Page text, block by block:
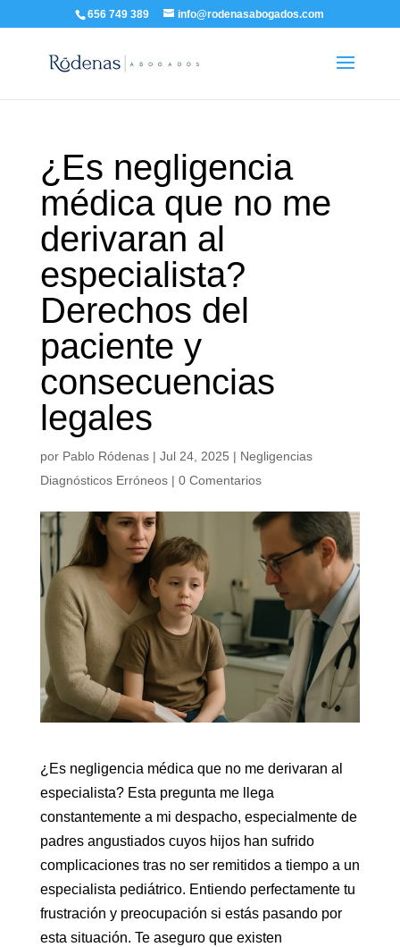
656 749 389 info@rodenasabogados.com
¿Es negligencia
médica que no me
derivaran al
especialista?
Derechos del
paciente y
consecuencias
legales
por Pablo Ródenas| Jul 24, 2025 | Negligencias
Diagnósticos Erróneos| 0 Comentarios
¿Es negligencia médica que no me derivaran al
especialista? Esta pregunta me llega
constantemente a mi despacho, especialmente de
padres angustiados cuyos hijos han sufrido
complicaciones tras no ser remitidos a tiempo a un
especialista pediátrico. Entiendo perfectamente tu
frustración y preocupación si estás pasando por
esta situación. Te aseguro que existen